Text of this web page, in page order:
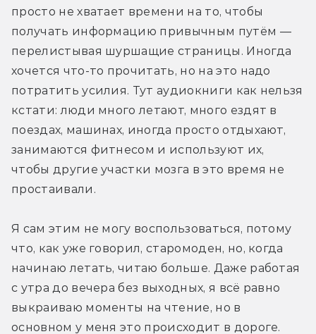
просто не хватает времени на то, чтобы
получать информацию привычным путём —
перелистывая шуршащие страницы. Иногда
хочется что-то прочитать, но на это надо
потратить усилия. Тут аудиокниги как нельзя
кстати: люди много летают, много ездят в
поездах, машинах, иногда просто отдыхают,
занимаются фитнесом и используют их,
чтобы другие участки мозга в это время не
простаивали.
Я сам этим не могу воспользоваться, потому
что, как уже говорил, старомоден, но, когда
начинаю летать, читаю больше. Даже работая
с утра до вечера без выходных, я всё равно
выкраиваю моменты на чтение, но в
основном у меня это происходит в дороге.